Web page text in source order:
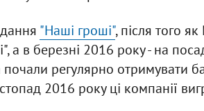
"Наші гроші", після того
а в березні 2016 року - на
регулярно отримувати
2016 року ці компанії